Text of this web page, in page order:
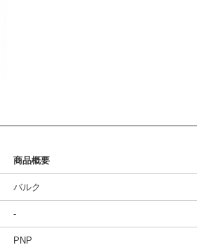
商品概要
バルク
-
PNP